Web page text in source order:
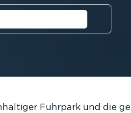
Fuhrpark und die